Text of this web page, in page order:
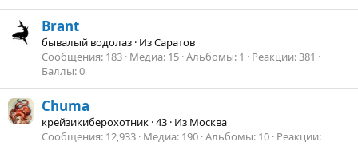
Brant
бывалый водолаз · ИзСаратов
Сообщения 183 Медиа 15 Альбомы 1 Реакции 381
Баллы 0
Chuma
крейзикиберохотник ·43 · Из Москва
Сообщения 12,933 Медиа 190 Альбомы 10 Реакции